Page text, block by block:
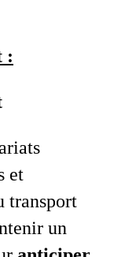
:
et
transport
un